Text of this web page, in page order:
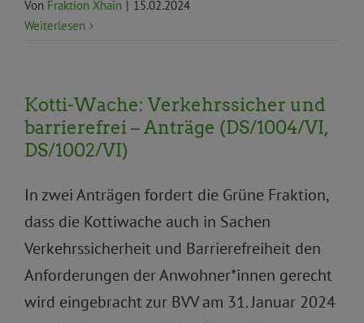
Von Fraktion Xhain | 15.02.2024
Weiterlesen
Kotti-Wache: Verkehrssicher und
barrierefrei – Anträge (DS/1004/VI,
DS/1002/VI)
In zwei Anträgen fordert die Grüne Fraktion,
dass die Kottiwache auch in Sachen
Verkehrssicherheit und Barrierefreiheit den
Anforderungen der Anwohner*innen gerecht
wird eingebracht zur BVV am 31. Januar 2024